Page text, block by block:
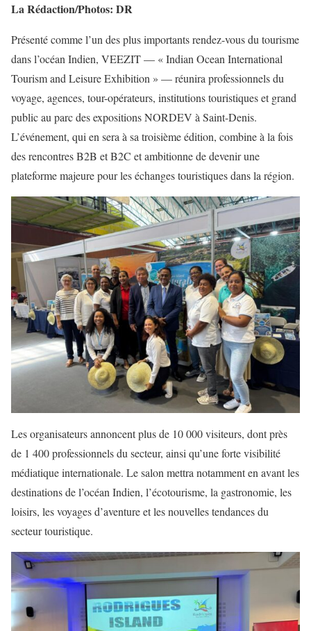
La Rédaction/Photos: DR
Présenté comme l’un des plus importants rendez-vous du tourisme
dans l’océan Indien, VEEZIT — « Indian Ocean International
Tourism and Leisure Exhibition » — réunira professionnels du
voyage, agences, tour-opérateurs, institutions touristiques et grand
public au parc des expositions NORDEV à Saint-Denis.
L’événement, qui en sera à sa troisième édition, combine à la fois
des rencontres B2B et B2C et ambitionne de devenir une
plateforme majeure pour les échanges touristiques dans la région.
Les organisateurs annoncent plus de 10 000 visiteurs, dont près
de 1 400 professionnels du secteur, ainsi qu’une forte visibilité
médiatique internationale. Le salon mettra notamment en avant les
destinations de l’océan Indien, l’écotourisme, la gastronomie, les
loisirs, les voyages d’aventure et les nouvelles tendances du
secteur touristique.